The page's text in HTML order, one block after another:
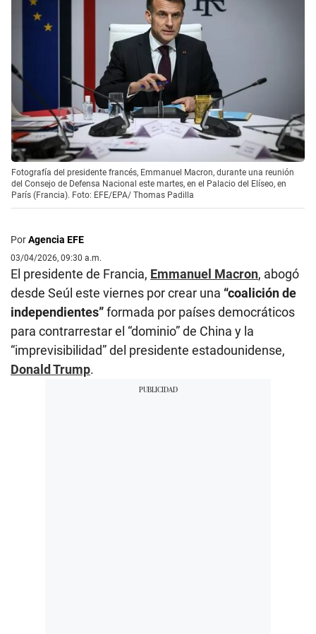
Fotografía del presidente francés, Emmanuel Macron, durante una reunión
del Consejo de Defensa Nacional este martes, en el Palacio del Elíseo, en
París (Francia). Foto: EFE/EPA/ Thomas Padilla
PorAgencia EFE
03/04/2026, 09:30 a.m.
El presidente de Francia, Emmanuel Macron, abogó
desde Seúl este viernes por crear una “coalición de
independientes”formada por países democráticos
para contrarrestar el “dominio” de China y la
“imprevisibilidad” del presidente estadounidense,
Donald Trump.